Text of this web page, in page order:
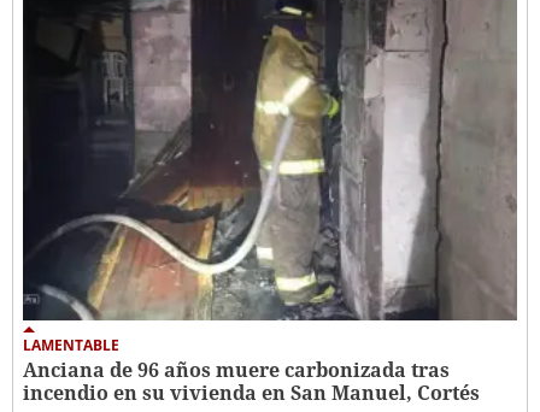
LAMENTABLE
Anciana de 96 años muere carbonizada tras
incendio en su vivienda en San Manuel, Cortés